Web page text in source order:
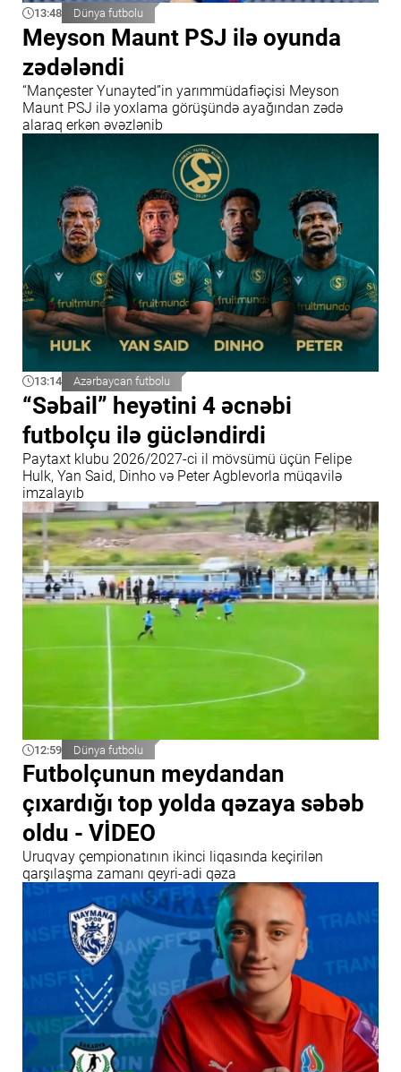
13:48 Dünya futbolu
Meyson Maunt PSJ ilə oyunda
zədələndi
“Mançester Yunayted”in yarımmüdafiəçisi Meyson
Maunt PSJ ilə yoxlama görüşündə ayağından zədə
alaraq erkən əvəzlənib
13:14 Azərbaycan futbolu
“Səbail” heyətini 4 əcnəbi
futbolçu ilə gücləndirdi
Paytaxt klubu 2026/2027-ci il mövsümü üçün Felipe
Hulk, Yan Said, Dinho və Peter Agblevorla müqavilə
imzalayıb
12:59 Dünya futbolu
Futbolçunun meydandan
çıxardığı top yolda qəzaya səbəb
oldu - VİDEO
Uruqvay çempionatının ikinci liqasında keçirilən
qarşılaşma zamanı qeyri-adi qəza